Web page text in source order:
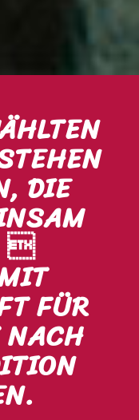
DIE

FÜR
NACH